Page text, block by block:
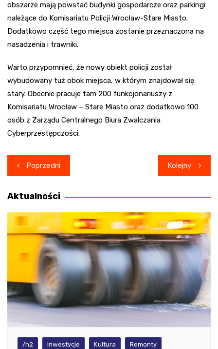
obszarze mają powstać budynki gospodarcze oraz parkingi
należące do Komisariatu Policji Wrocław-Stare Miasto.
Dodatkowo część tego miejsca zostanie przeznaczona na
nasadzenia i trawniki.
Warto przypomnieć, że nowy obiekt policji został
wybudowany tuż obok miejsca, w którym znajdował się
stary. Obecnie pracuje tam 200 funkcjonariuszy z
Komisariatu Wrocław – Stare Miasto oraz dodatkowo 100
osób z Zarządu Centralnego Biura Zwalczania
Cyberprzestępczości.
Nawigacja
wpisu
Poprzedni Kolejny
Aktualności
/h2 inwestycje Kultura Remonty